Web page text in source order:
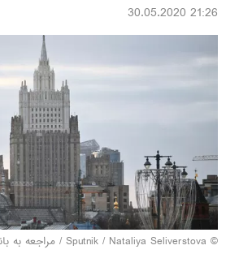
21:26 30.05.2020
© Sputnik / Nataliya Seliverstova
/ مراجعه به